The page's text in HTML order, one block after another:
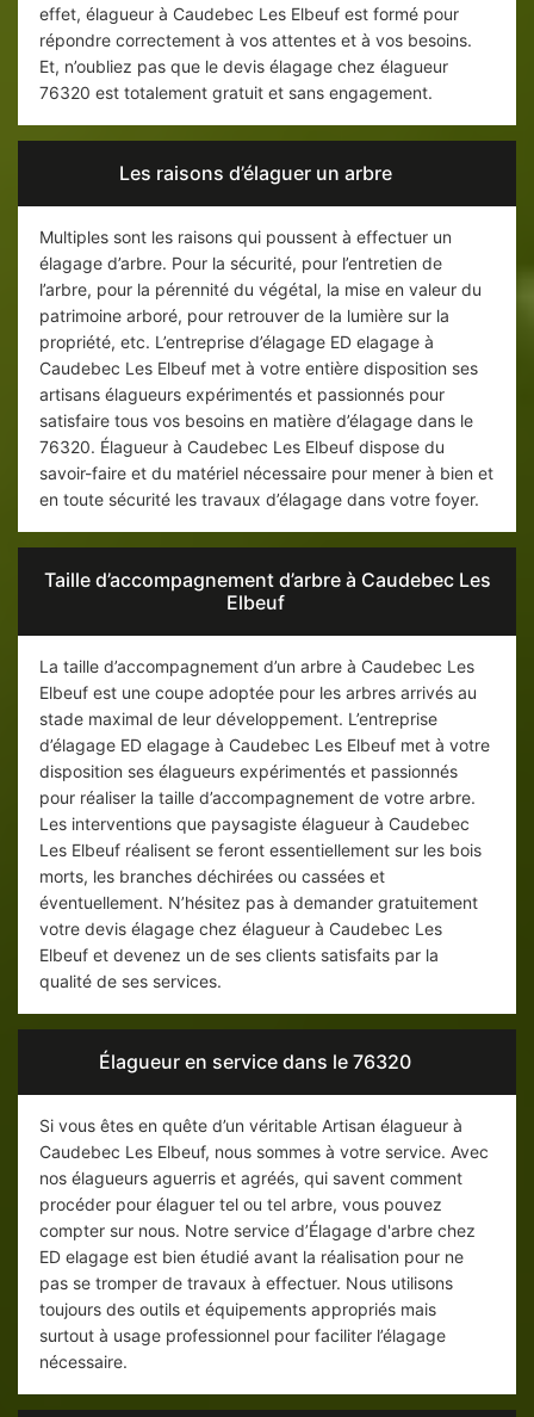
effet, élagueur à Caudebec Les Elbeuf est formé pour
répondre correctement à vos attentes et à vos besoins.
Et, n’oubliez pas que le devis élagage chez élagueur
76320 est totalement gratuit et sans engagement.
Les raisons d’élaguer un arbre
Multiples sont les raisons qui poussent à effectuer un
élagage d’arbre. Pour la sécurité, pour l’entretien de
l’arbre, pour la pérennité du végétal, la mise en valeur du
patrimoine arboré, pour retrouver de la lumière sur la
propriété, etc. L’entreprise d’élagage ED elagage à
Caudebec Les Elbeuf met à votre entière disposition ses
artisans élagueurs expérimentés et passionnés pour
satisfaire tous vos besoins en matière d’élagage dans le
76320. Élagueur à Caudebec Les Elbeuf dispose du
savoir-faire et du matériel nécessaire pour mener à bien et
en toute sécurité les travaux d’élagage dans votre foyer.
Taille d’accompagnement d’arbre à Caudebec Les
Elbeuf
La taille d’accompagnement d’un arbre à Caudebec Les
Elbeuf est une coupe adoptée pour les arbres arrivés au
stade maximal de leur développement. L’entreprise
d’élagage ED elagage à Caudebec Les Elbeuf met à votre
disposition ses élagueurs expérimentés et passionnés
pour réaliser la taille d’accompagnement de votre arbre.
Les interventions que paysagiste élagueur à Caudebec
Les Elbeuf réalisent se feront essentiellement sur les bois
morts, les branches déchirées ou cassées et
éventuellement. N’hésitez pas à demander gratuitement
votre devis élagage chez élagueur à Caudebec Les
Elbeuf et devenez un de ses clients satisfaits par la
qualité de ses services.
Élagueur en service dans le 76320
Si vous êtes en quête d’un véritable Artisan élagueur à
Caudebec Les Elbeuf, nous sommes à votre service. Avec
nos élagueurs aguerris et agréés, qui savent comment
procéder pour élaguer tel ou tel arbre, vous pouvez
compter sur nous. Notre service d’Élagage d'arbre chez
ED elagage est bien étudié avant la réalisation pour ne
pas se tromper de travaux à effectuer. Nous utilisons
toujours des outils et équipements appropriés mais
surtout à usage professionnel pour faciliter l’élagage
nécessaire.